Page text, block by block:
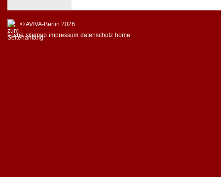
© AVIVA-Berlin 2026
suche sitemap impressum datenschutz home